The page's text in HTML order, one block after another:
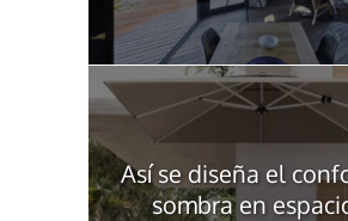
Así se diseña el
sombra en